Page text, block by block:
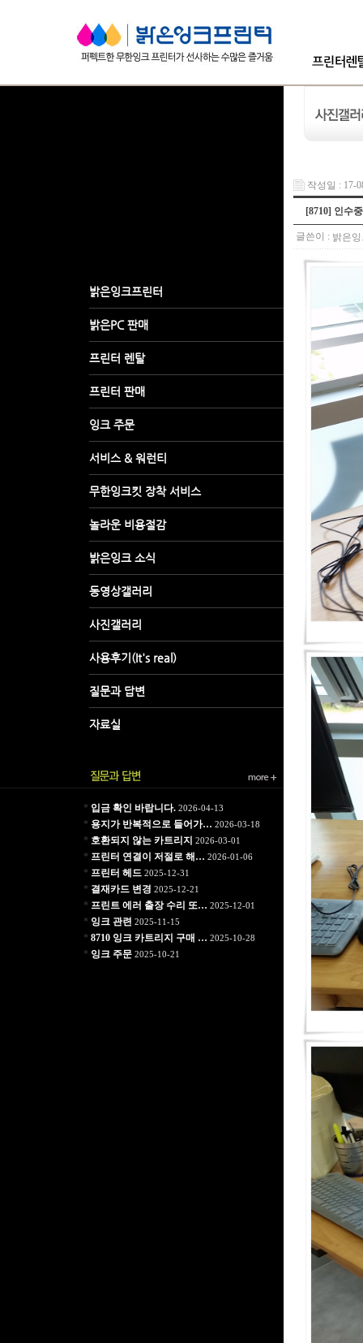
* 입금 확인 바랍니다.2026-04-13
* 용지가 반복적으로 들어가… 2026-03-18
* 호환되지 않는 카트리지 2026-03-01
* 프린터 연결이 저절로 해… 2026-01-06
* 프린터 헤드 2025-12-31
* 결재카드 변경 2025-12-21
* 프린트 에러 출장 수리 또… 2025-12-01
* 잉크 관련 2025-11-15
* 8710 잉크 카트리지 구매 … 2025-10-28
* 잉크 주문2025-10-21
작성일 : 17-
[8710] 인수
글쓴이 : 밝은잉